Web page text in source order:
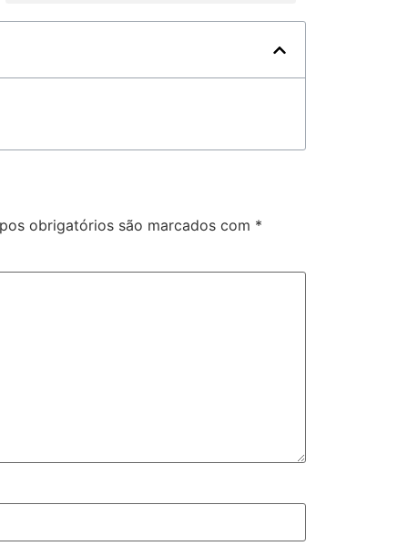
obrigatórios são marcados com *